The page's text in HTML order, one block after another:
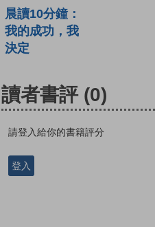
晨讀10分鐘：
我的成功，我
決定
讀者書評 (0)
請登入給你的書籍評分
登入